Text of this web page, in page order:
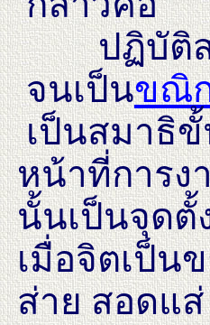
ปฏิบัติสมา
จนเป็นขณิ
เป็นสมาธิขั้
หน้าที่การง
นั้นเป็นจุดตั้
เมื่อจิตเป็
ส่าย สอดแส่